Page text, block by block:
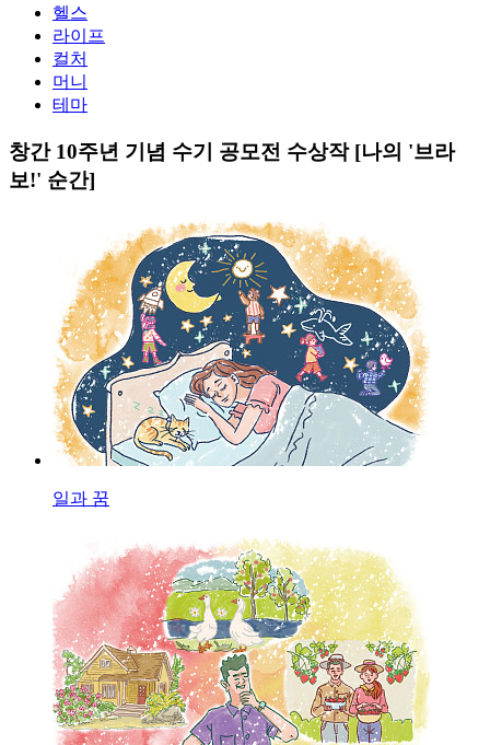
헬스
라이프
컬처
머니
테마
창간 10주년 기념 수기 공모전 수상작 [나의 '브라
보!' 순간]
일과 꿈